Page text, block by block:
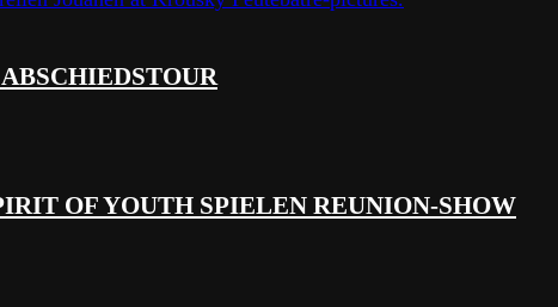
OF YOUTH SPIELEN REUNION-SHOW